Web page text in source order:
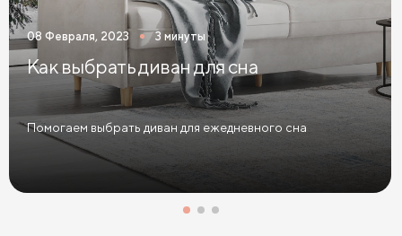
Кровати тёмного цвета Кровати горчичного цвета
Кровати бирюзового цвета
Кровати в современном стиле Кровати в стиле лофт
Кровати в скандинавском стиле
Кровати в классическом стиле Кровати без изголовья
08 Февраля, 2023 3 минуты
Как выбрать диван для сна
Помогаем выбрать диван для ежедневного сна